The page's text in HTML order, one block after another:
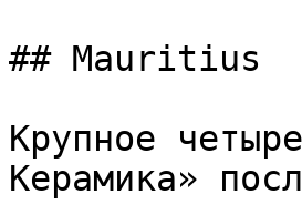
## Mauritius
Крупное
Керамика»